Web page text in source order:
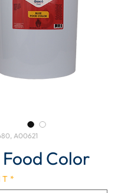
A00621
Food Color
T *